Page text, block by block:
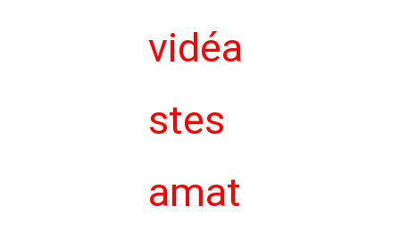
vidéa
stes
amat